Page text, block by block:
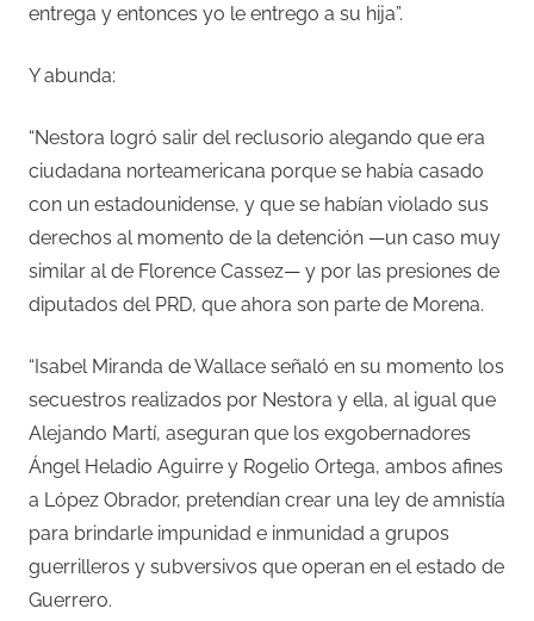
entrega y entonces yo le entrego a su hija”.
Y abunda:
“Nestora logró salir del reclusorio alegando que era
ciudadana norteamericana porque se había casado
con un estadounidense, y que se habían violado sus
derechos al momento de la detención —un caso muy
similar al de Florence Cassez— y por las presiones de
diputados del PRD, que ahora son parte de Morena.
“Isabel Miranda de Wallace señaló en su momento los
secuestros realizados por Nestora y ella, al igual que
Alejando Martí, aseguran que los exgobernadores
Ángel Heladio Aguirre y Rogelio Ortega, ambos afines
a López Obrador, pretendían crear una ley de amnistía
para brindarle impunidad e inmunidad a grupos
guerrilleros y subversivos que operan en el estado de
Guerrero.